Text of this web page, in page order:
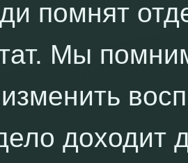
помнят
Мы
доходит